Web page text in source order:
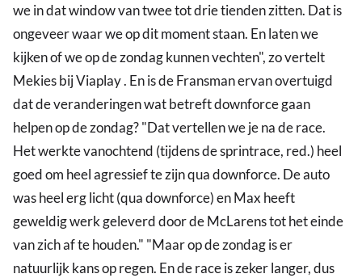
we in dat window van twee tot drie tienden zitten. Dat is
ongeveer waar we op dit moment staan. En laten we
kijken of we op de zondag kunnen vechten", zo vertelt
Mekies bij Viaplay . En is de Fransman ervan overtuigd
dat de veranderingen wat betreft downforce gaan
helpen op de zondag? "Dat vertellen we je na de race.
Het werkte vanochtend (tijdens de sprintrace, red.) heel
goed om heel agressief te zijn qua downforce. De auto
was heel erg licht (qua downforce) en Max heeft
geweldig werk geleverd door de McLarens tot het einde
van zich af te houden." "Maar op de zondag is er
natuurlijk kans op regen. En de race is zeker langer, dus